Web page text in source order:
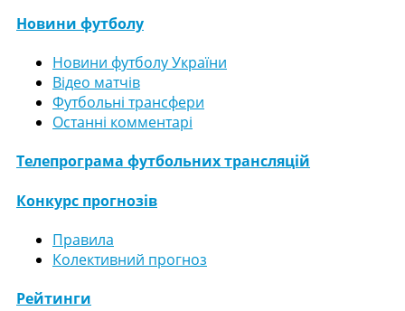
Новини футболу
Новини футболу України
Відео матчів
Футбольні трансфери
Останні комментарі
Телепрограма футбольних трансляцій
Конкурс прогнозів
Правила
Колективний прогноз
Рейтинги